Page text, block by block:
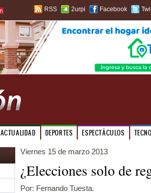
RSS 2urpi Facebook
ACTUALIDAD DEPORTES ESPECTÁCULOS
Viernes 15 de marzo 2013
¿Elecciones solo de
Por: Fernando Tuesta.